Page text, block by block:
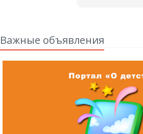
Важные объявления